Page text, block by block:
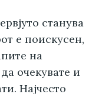
станува
е поискусен,
на
очекувате и
Најчесто